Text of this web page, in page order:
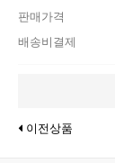
판매가격
배송비결제
이전상품